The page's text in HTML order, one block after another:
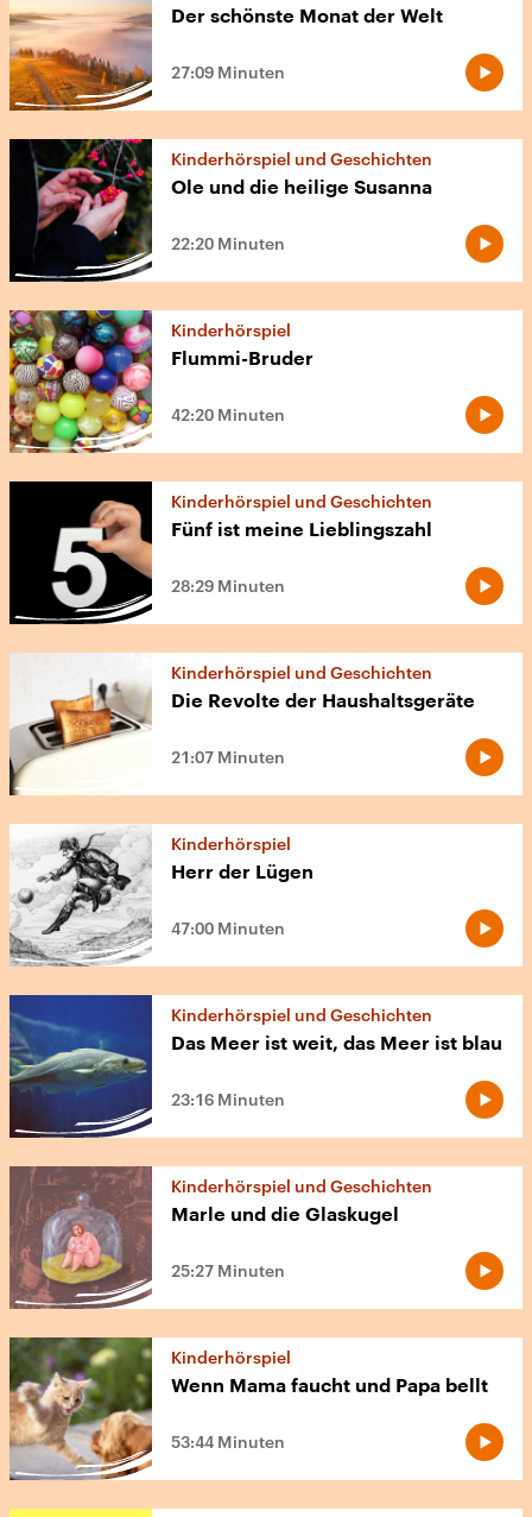
Der schönste Monat der Welt
27:09 Minuten
Kinderhörspiel und Geschichten
Ole und die heilige Susanna
22:20 Minuten
Kinderhörspiel
Flummi-Bruder
42:20 Minuten
Kinderhörspiel und Geschichten
Fünf ist meine Lieblingszahl
28:29 Minuten
Kinderhörspiel und Geschichten
Die Revolte der Haushaltsgeräte
21:07 Minuten
Kinderhörspiel
Herr der Lügen
47:00 Minuten
Kinderhörspiel und Geschichten
Das Meer ist weit, das Meer ist blau
23:16 Minuten
Kinderhörspiel und Geschichten
Marle und die Glaskugel
25:27 Minuten
Kinderhörspiel
Wenn Mama faucht und Papa bellt
53:44 Minuten